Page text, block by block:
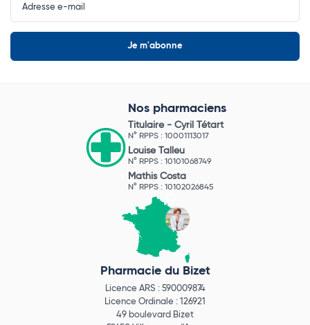
Newsletter
Nos pharmaciens
Titulaire - Cyril Tétart
N° RPPS : 10001113017
Louise Talleu
N° RPPS : 10101068749
Mathis Costa
N° RPPS : 10102026845
Pharmacie du Bizet
Licence ARS : 590009874
Licence Ordinale : 126921
49 boulevard Bizet